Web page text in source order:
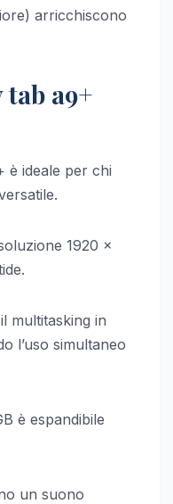
arricchiscono
tab a9+
è ideale per chi
1920 x
multitasking in
l’uso simultaneo
è espandibile
un suono